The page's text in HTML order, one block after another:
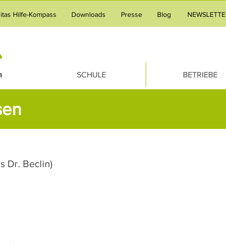
Hilfe-Kompass Downloads Presse Blog
SCHULE BETRIEBE
Dr. Beclin)